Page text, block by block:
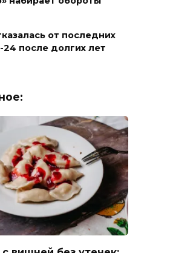
от последних
после долгих лет